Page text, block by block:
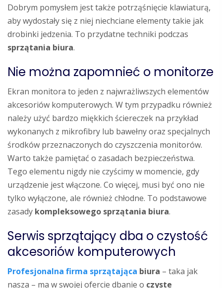
Dobrym pomysłem jest także potrząśnięcie klawiaturą,
aby wydostały się z niej niechciane elementy takie jak
drobinki jedzenia. To przydatne techniki podczas
sprzątania biura.
Nie można zapomnieć o monitorze
Ekran monitora to jeden z najwrażliwszych elementów
akcesoriów komputerowych. W tym przypadku również
należy użyć bardzo miękkich ściereczek na przykład
wykonanych z mikrofibry lub bawełny oraz specjalnych
środków przeznaczonych do czyszczenia monitorów.
Warto także pamiętać o zasadach bezpieczeństwa.
Tego elementu nigdy nie czyścimy w momencie, gdy
urządzenie jest włączone. Co więcej, musi być ono nie
tylko wyłączone, ale również chłodne. To podstawowe
zasady kompleksowego sprzątania biura.
Serwis sprzątający dba o czystość
akcesoriów komputerowych
Profesjonalna firma sprzątająca biura – taka jak
nasza – ma w swojej ofercie dbanie o czyste